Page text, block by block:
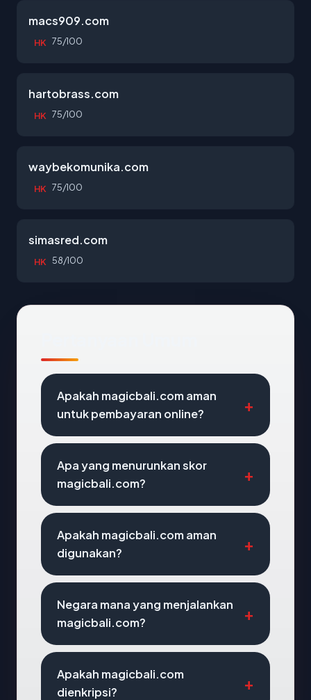
macs909.com
HK 75/100
hartobrass.com
HK 75/100
waybekomunika.com
HK 75/100
simasred.com
HK 58/100
Apakah magicbali.com aman
untuk pembayaran online?
Apa yang menurunkan skor
magicbali.com?
Apakah magicbali.com aman
digunakan?
Negara mana yang menjalankan
magicbali.com?
Apakah magicbali.com
dienkripsi?